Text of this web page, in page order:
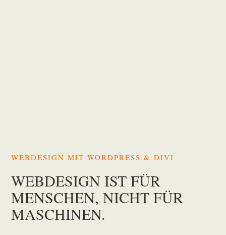
WEBDESIGN MIT WORDPRESS & DIVI
WEBDESIGN IST FÜR
MENSCHEN,NICHT FÜR
MASCHINEN.